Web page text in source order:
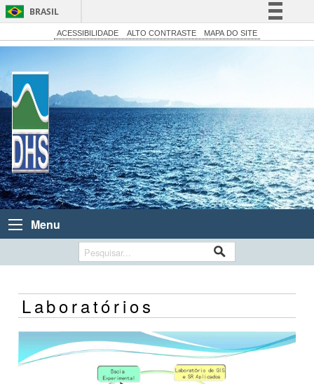
BRASIL
Simplifique!
Legislação
Canais
ACESSIBILIDADE ALTO CONTRASTE MAPA DO SITE
Menu
Laboratórios